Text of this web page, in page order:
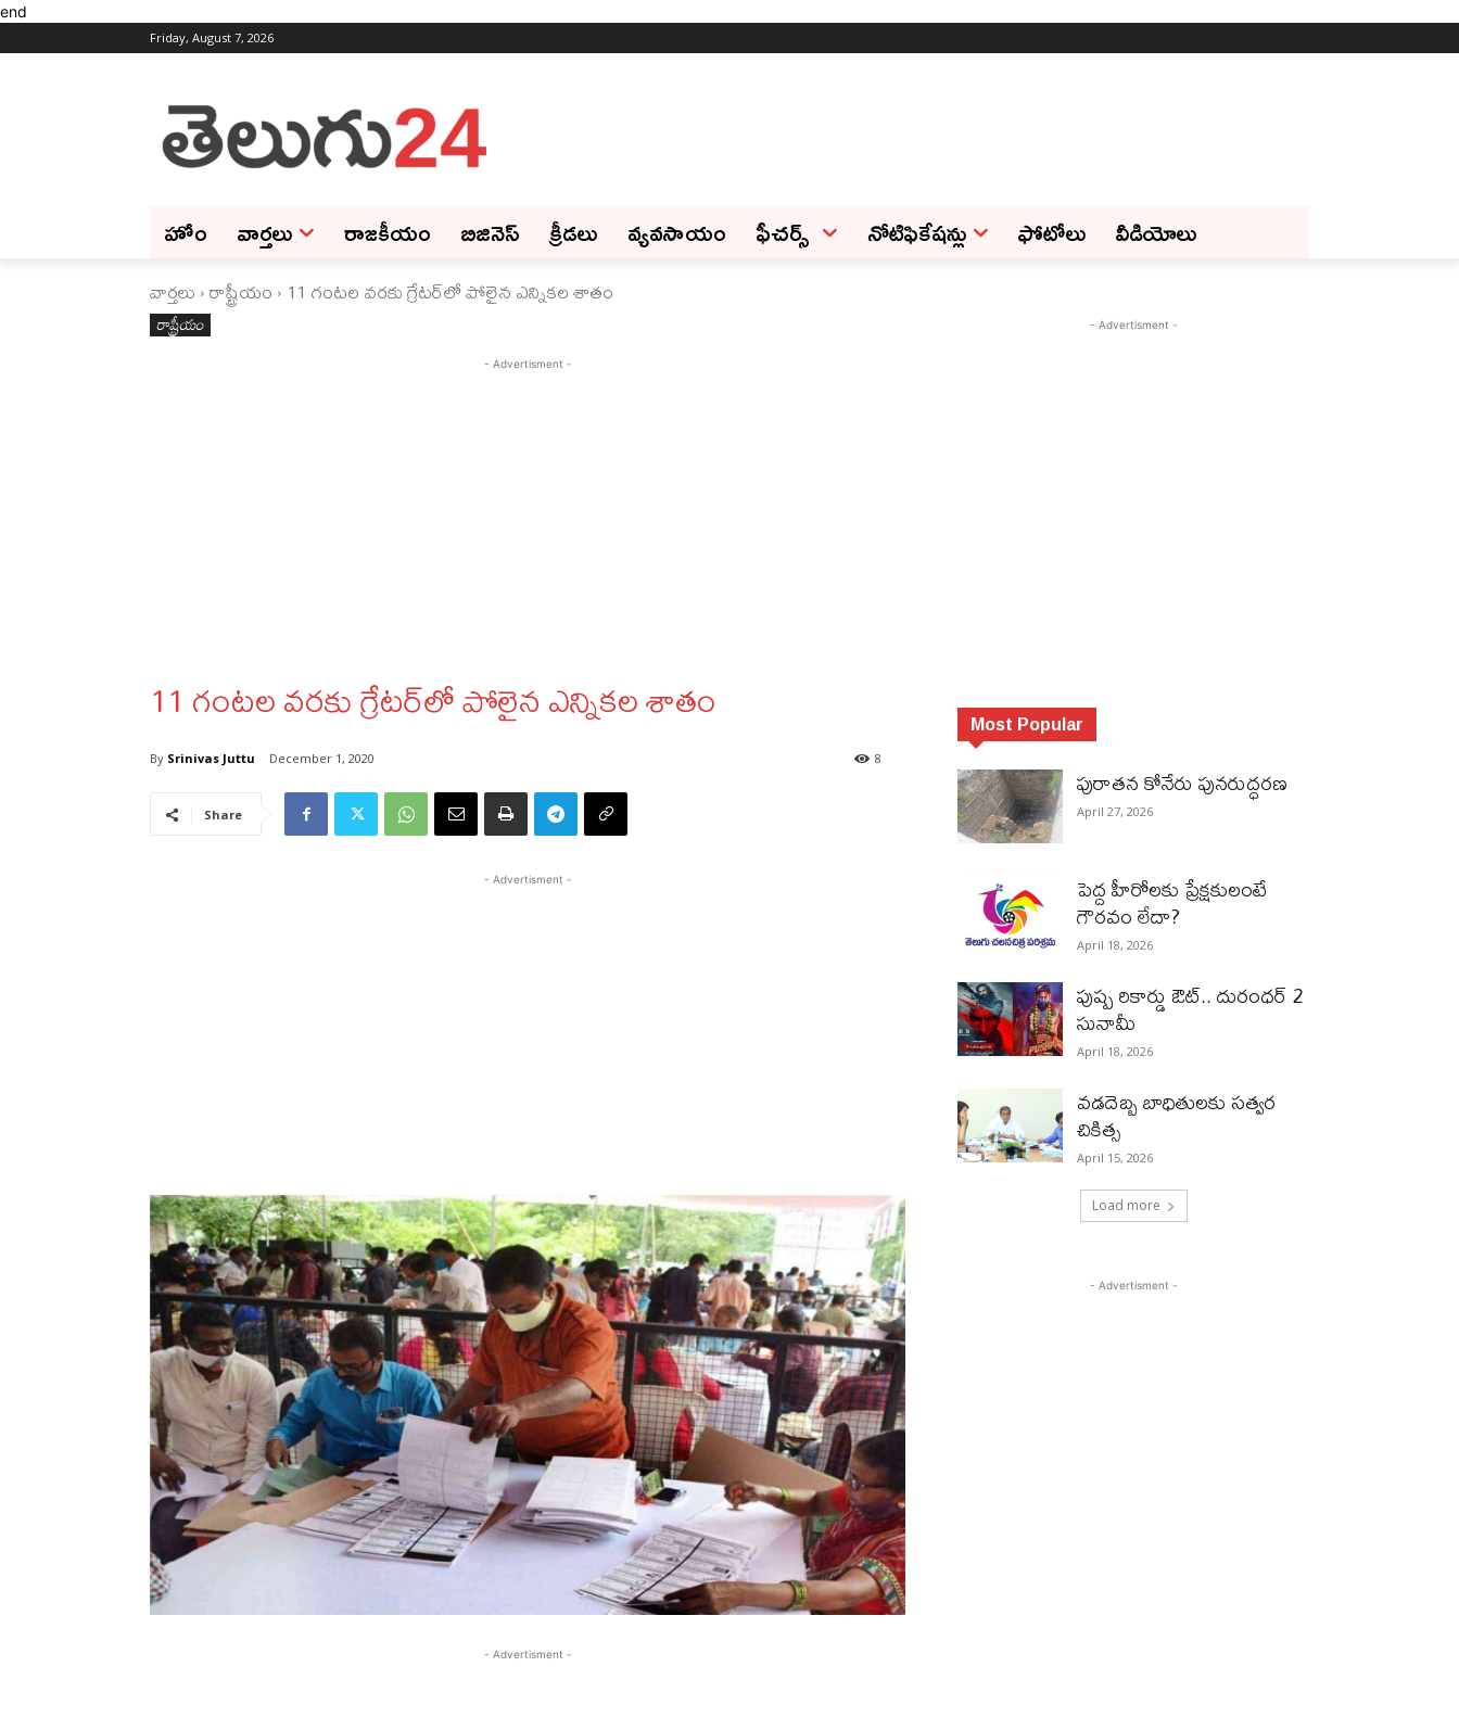
end
Friday, August 7, 2026
హోం వార్తలు రాజకీయం బిజినెస్‌ క్రీడలు వ్యవసాయం ఫీచ‌ర్స్ ‌ నోటిఫికేషన్లు ఫోటోలు వీడియోలు
వార్తలు రాష్ట్రీయం 11 గంటల వరకు గ్రేటర్‌లో పోలైన ఎన్నికల శాతం
రాష్ట్రీయం
- Advertisment -
11 గంటల వరకు గ్రేటర్‌లో పోలైన ఎన్నికల శాతం
By Srinivas Juttu December 1, 2020 8
Share
- Advertisment -
- Advertisment -
- Advertisment -
Most Popular
పురాత‌న కోనేరు పున‌రుద్ధ‌ర‌ణ
April 27, 2026
పెద్ద హీరోల‌కు ప్రేక్ష‌కులంటే
గౌర‌వం లేదా?
April 18, 2026
పుష్ప రికార్డు ఔట్‌.. దురంధ‌ర్ 2
సునామీ
April 18, 2026
వడదెబ్బ బాధితులకు సత్వర
చికిత్స
April 15, 2026
Load more
- Advertisment -